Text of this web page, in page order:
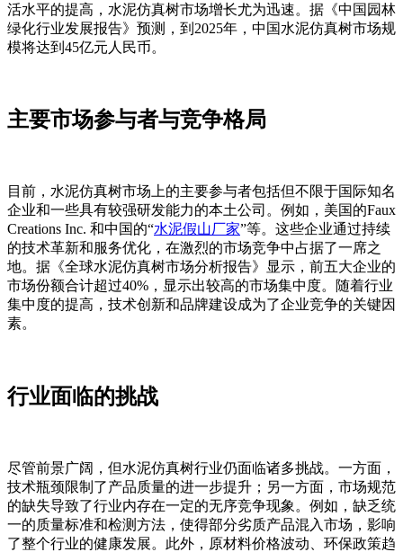
活水平的提高，水泥仿真树市场增长尤为迅速。据《中国园林
绿化行业发展报告》预测，到2025年，中国水泥仿真树市场规
模将达到45亿元人民币。
主要市场参与者与竞争格局
目前，水泥仿真树市场上的主要参与者包括但不限于国际知名
企业和一些具有较强研发能力的本土公司。例如，美国的Faux
Creations Inc. 和中国的“水泥假山厂家”等。这些企业通过持续
的技术革新和服务优化，在激烈的市场竞争中占据了一席之
地。据《全球水泥仿真树市场分析报告》显示，前五大企业的
市场份额合计超过40%，显示出较高的市场集中度。随着行业
集中度的提高，技术创新和品牌建设成为了企业竞争的关键因
素。
行业面临的挑战
尽管前景广阔，但水泥仿真树行业仍面临诸多挑战。一方面，
技术瓶颈限制了产品质量的进一步提升；另一方面，市场规范
的缺失导致了行业内存在一定的无序竞争现象。例如，缺乏统
一的质量标准和检测方法，使得部分劣质产品混入市场，影响
了整个行业的健康发展。此外，原材料价格波动、环保政策趋